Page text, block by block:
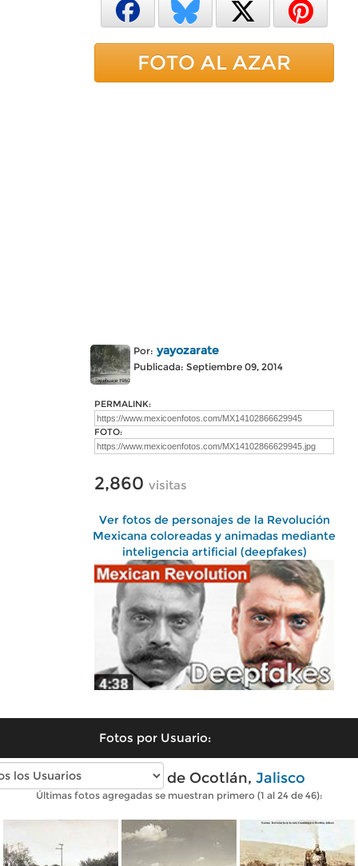
FOTO AL AZAR
Por: yayozarate
Publicada: Septiembre 09, 2014
PERMALINK:
FOTO:
2,860 visitas
Ver fotos de personajes de la Revolución
Mexicana coloreadas y animadas mediante
inteligencia artificial (deepfakes)
Fotos por Usuario:
Fotos antiguas de Ocotlán, Jalisco
Últimas fotos agregadas se muestran primero (1 al 24 de 46):